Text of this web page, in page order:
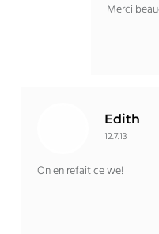
Merci
Edith
12.7.13
On en refait ce we!